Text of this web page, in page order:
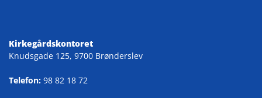
Kirkegårdskontoret
Knudsgade 125, 9700 Brønderslev
Telefon: 98 82 18 72